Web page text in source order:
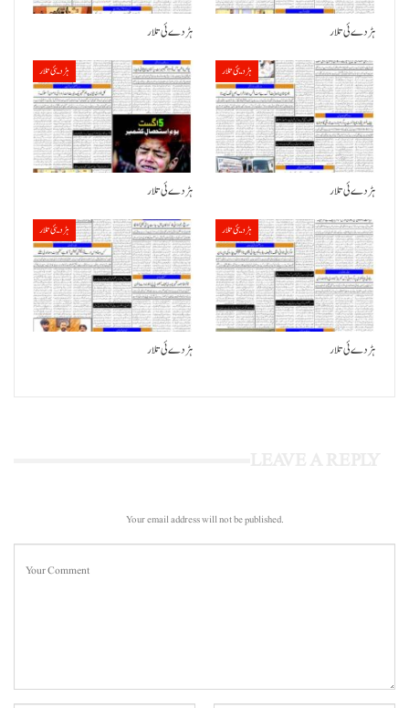
ہڑدے ئی تلار ہڑدے ئی تلار
ہڑدیئی تلار
ہڑدے ئی تلار
ہڑدیئی تلار
ہڑدے ئی تلار
ہڑدیئی تلار
ہڑدے ئی تلار
ہڑدیئی تلار
ہڑدے ئی تلار
Your email address will not be published.